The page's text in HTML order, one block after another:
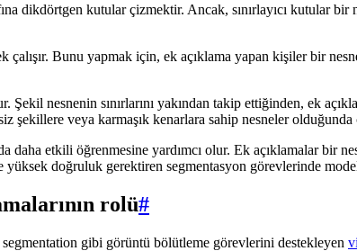
dikdörtgen kutular çizmektir. Ancak, sınırlayıcı kutular bir
Bunu yapmak için, ek açıklama yapan kişiler bir
nesnenin sınırlarını yakından takip ettiğinden, ek
veya karmaşık kenarlara sahip nesneler olduğunda
etkili öğrenmesine yardımcı olur. Ek açıklamalar bir
doğruluk gerektiren segmentasyon görevlerinde model
rolü#
gibi görüntü bölütleme görevlerini destekleyen